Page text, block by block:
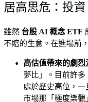
居高思危：投
雖然 台股 AI 概念 ETF
不賠的生意。在進場前
高估值帶來的劇烈
夢比」。目前許多
處於歷史高位，
市場那「極度樂觀